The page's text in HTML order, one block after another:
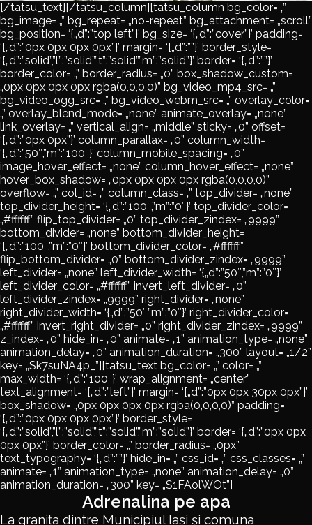
[/tatsu_text][/tatsu_column][tatsu_column bg_color= „”
bg_image= „” bg_repeat= „no-repeat” bg_attachment= „scroll”
bg_position= ‘{„d”:”top left”}’ bg_size= ‘{„d”:”cover”}’ padding=
‘{„d”:”0px 0px 0px 0px”}’ margin= ‘{„d”:””}’ border_style=
‘{„d”:”solid”,”l”:”solid”,”t”:”solid”,”m”:”solid”}’ border= ‘{„d”:””}’
border_color= „” border_radius= „0” box_shadow_custom=
„0px 0px 0px 0px rgba(0,0,0,0)” bg_video_mp4_src= „”
bg_video_ogg_src= „” bg_video_webm_src= „” overlay_color=
„” overlay_blend_mode= „none” animate_overlay= „none”
link_overlay= „” vertical_align= „middle” sticky= „0” offset=
‘{„d”:”0px 0px”}’ column_parallax= „0” column_width=
‘{„d”:”50″,”m”:”100″}’ column_mobile_spacing= „0”
image_hover_effect= „none” column_hover_effect= „none”
hover_box_shadow= „0px 0px 0px 0px rgba(0,0,0,0)”
overflow= „” col_id= „” column_class= „” top_divider= „none”
top_divider_height= ‘{„d”:”100″,”m”:”0″}’ top_divider_color=
„#ffffff” flip_top_divider= „0” top_divider_zindex= „9999”
bottom_divider= „none” bottom_divider_height=
‘{„d”:”100″,”m”:”0″}’ bottom_divider_color= „#ffffff”
flip_bottom_divider= „0” bottom_divider_zindex= „9999”
left_divider= „none” left_divider_width= ‘{„d”:”50″,”m”:”0″}’
left_divider_color= „#ffffff” invert_left_divider= „0”
left_divider_zindex= „9999” right_divider= „none”
right_divider_width= ‘{„d”:”50″,”m”:”0″}’ right_divider_color=
„#ffffff” invert_right_divider= „0” right_divider_zindex= „9999”
z_index= „0” hide_in= „0” animate= „1” animation_type= „none”
animation_delay= „0” animation_duration= „300” layout= „1/2”
key= „Sk7suNA4p_”][tatsu_text bg_color= „” color= „”
max_width= ‘{„d”:”100″}’ wrap_alignment= „center”
text_alignment= ‘{„d”:”left”}’ margin= ‘{„d”:”0px 0px 30px 0px”}’
box_shadow= „0px 0px 0px 0px rgba(0,0,0,0)” padding=
‘{„d”:”0px 0px 0px 0px”}’ border_style=
‘{„d”:”solid”,”l”:”solid”,”t”:”solid”,”m”:”solid”}’ border= ‘{„d”:”0px 0px
0px 0px”}’ border_color= „” border_radius= „0px”
text_typography= ‘{„d”:””}’ hide_in= „” css_id= „” css_classes= „”
animate= „1” animation_type= „none” animation_delay= „0”
animation_duration= „300” key= „S1FAolWOt”]
Adrenalina pe apa
La granița dintre Municipiul Iași și comuna